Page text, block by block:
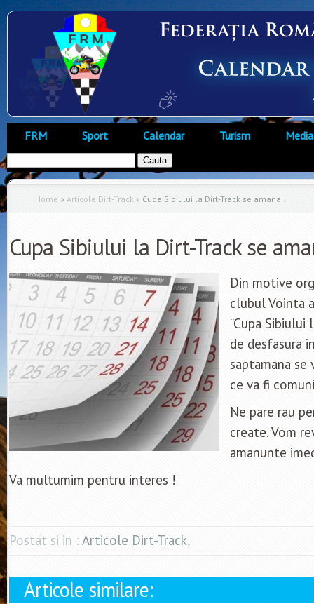
FRM Sport Calendar Turism Media
Home » Articole Dirt-Track » Cupa Sibiului la Dirt-Track se amana !
Cupa Sibiului la Dirt-Track se
Din motive
clubul Vointa
“Cupa Sibiului
de desfasura
saptamana se
ce va fi
Ne pare rau
create. Vom
amanunte
Va multumim pentru interes !
Postat si in : Articole Dirt-Track,
Articole similare: